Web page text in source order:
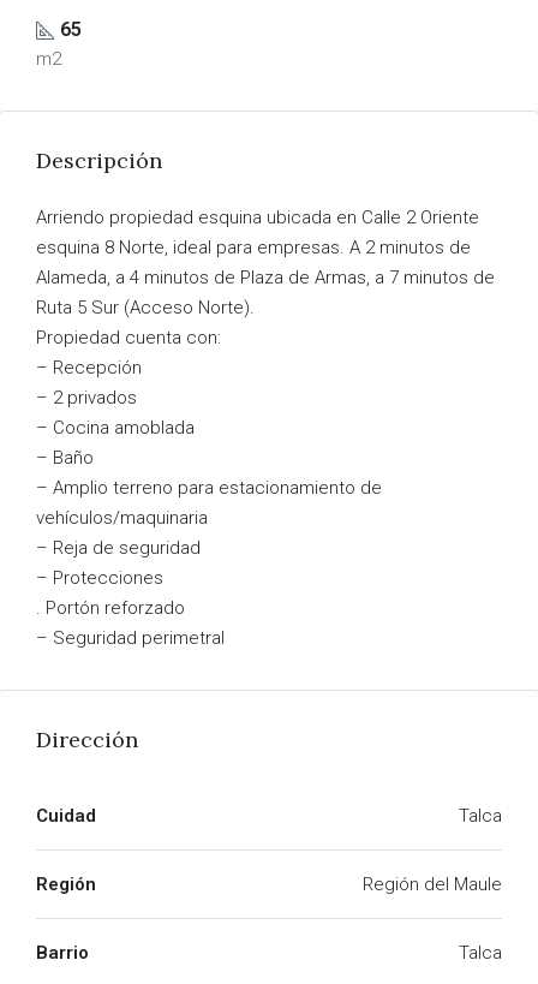
65
m2
Descripción
Arriendo propiedad esquina ubicada en Calle 2 Oriente
esquina 8 Norte, ideal para empresas. A 2 minutos de
Alameda, a 4 minutos de Plaza de Armas, a 7 minutos de
Ruta 5 Sur (Acceso Norte).
Propiedad cuenta con:
– Recepción
– 2 privados
– Cocina amoblada
– Baño
– Amplio terreno para estacionamiento de
vehículos/maquinaria
– Reja de seguridad
– Protecciones
. Portón reforzado
– Seguridad perimetral
Dirección
Cuidad Talca
Región Región del Maule
Barrio Talca